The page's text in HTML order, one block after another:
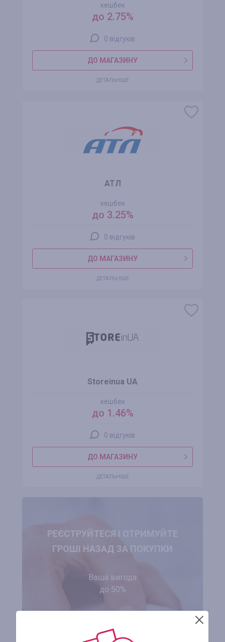
кешбек
до 2.75%
0 відгуків
ДО МАГАЗИНУ
ДЕТАЛЬНІШЕ
АТЛ
кешбек
до 3.25%
0 відгуків
ДО МАГАЗИНУ
ДЕТАЛЬНІШЕ
Storeinua UA
кешбек
до 1.46%
0 відгуків
ДО МАГАЗИНУ
ДЕТАЛЬНІШЕ
РЕЄСТРУЙТЕСЯ І ОТРИМУЙТЕ
ГРОШІ НАЗАД ЗА ПОКУПКИ
Ваша вигода
до 50%
ЗАРЕЄСТРУВАТИСЯ